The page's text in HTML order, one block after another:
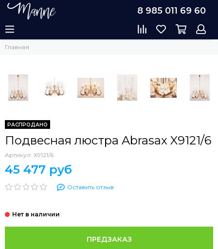
8 985 011 69 60
Главная
РАСПРОДАНО
Подвесная люстра Abrasax X9121/6
Артикул: X9121/6
45 477 руб
Оставить отзыв
ПРЕДЗАКАЗ